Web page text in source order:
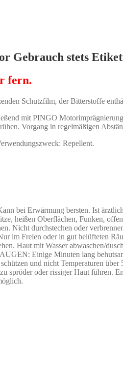
Gebrauch stets
fern.
Schutzfilm, der Bitterstoffe
mit PINGO
Vorgang in regelmäßigen
Repellent.
bei Erwärmung bersten. Ist
heißen Oberflächen, Funken,
Nicht durchstechen oder
im Freien oder in gut belüfteten
Haut mit Wasser abwaschen/
Einige Minuten lang
und nicht Temperaturen über
spröder oder rissiger Haut führen.